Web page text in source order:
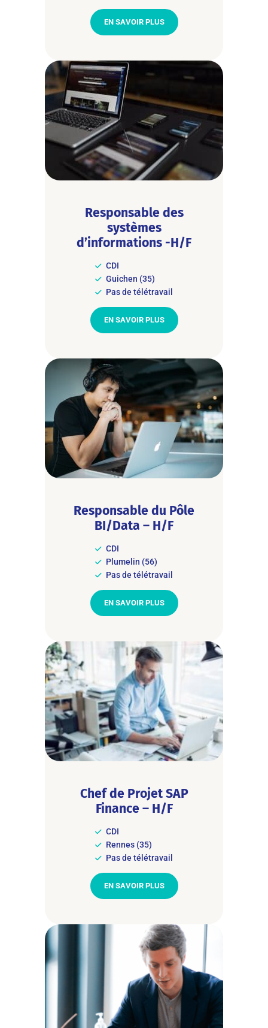
EN SAVOIR PLUS
Responsable des
systèmes
d’informations -H/F
CDI
Guichen (35)
Pas de télétravail
EN SAVOIR PLUS
Responsable du Pôle
BI/Data – H/F
CDI
Plumelin (56)
Pas de télétravail
EN SAVOIR PLUS
Chef de Projet SAP
Finance – H/F
CDI
Rennes (35)
Pas de télétravail
EN SAVOIR PLUS